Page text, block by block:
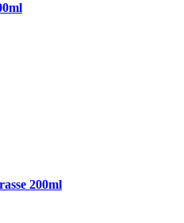
200ml